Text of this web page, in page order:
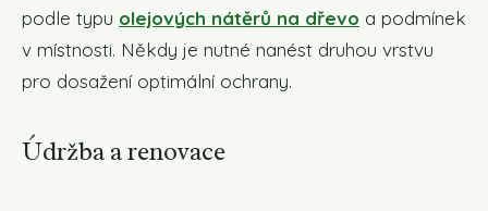
podle typu olejových nátěrů na dřevo a podmínek
v místnosti. Někdy je nutné nanést druhou vrstvu
pro dosažení optimální ochrany.
Údržba a renovace